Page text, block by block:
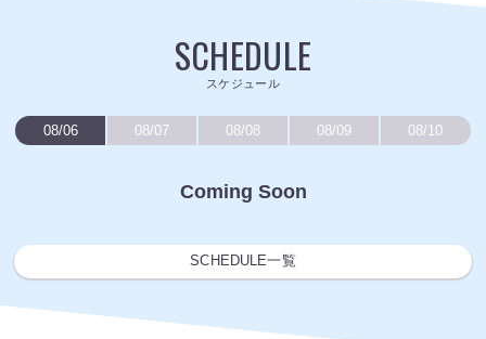
SCHEDULE
スケジュール
08/06 08/07 08/08 08/09 08/10
Coming Soon
SCHEDULE一覧